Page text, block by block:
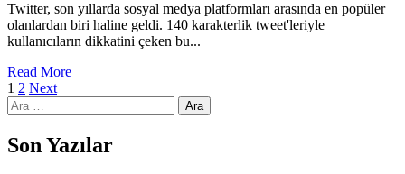
Twitter, son yıllarda sosyal medya platformları arasında en popüler
olanlardan biri haline geldi. 140 karakterlik tweet'leriyle
kullanıcıların dikkatini çeken bu...
Read More
Yazı
sayfalaması
1 2 Next
Arama:
Son Yazılar